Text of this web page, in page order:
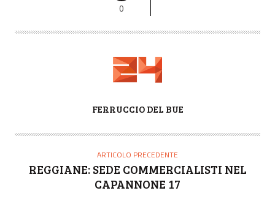
0
T
FERRUCCIO DEL BUE
ARTICOLO PRECEDENTE
REGGIANE: SEDE COMMERCIALISTI NEL
CAPANNONE 17